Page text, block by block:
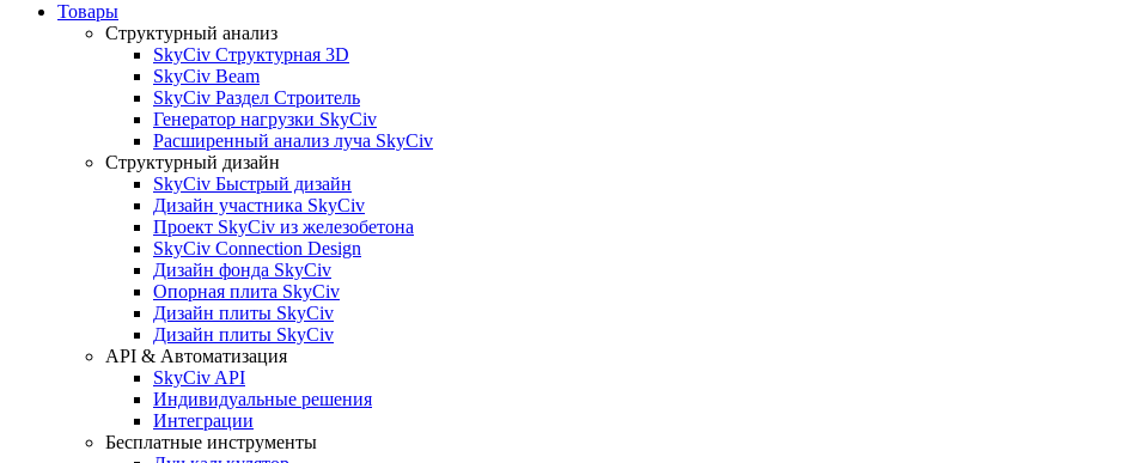
Товары
Структурный анализ
SkyCiv Структурная 3D
SkyCiv Beam
SkyCiv Раздел Строитель
Генератор нагрузки SkyCiv
Расширенный анализ луча SkyCiv
Структурный дизайн
SkyCiv Быстрый дизайн
Дизайн участника SkyCiv
Проект SkyCiv из железобетона
SkyCiv Connection Design
Дизайн фонда SkyCiv
Опорная плита SkyCiv
Дизайн плиты SkyCiv
Дизайн плиты SkyCiv
API & Автоматизация
SkyCiv API
Индивидуальные решения
Интеграции
Бесплатные инструменты